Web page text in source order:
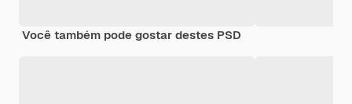
Você também pode gostar destes PSD